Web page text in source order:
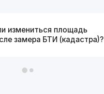
измениться площадь
замера БТИ (кадастра)?